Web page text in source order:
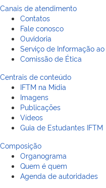
Canais de atendimento
Contatos
Fale conosco
Ouvidoria
Serviço de Informação
Comissão de Ética
Centrais de conteúdo
IFTM na Mídia
Imagens
Publicações
Vídeos
Guia de Estudantes IFTM
Composição
Organograma
Quem é quem
Agenda de autoridades